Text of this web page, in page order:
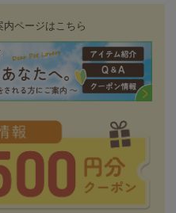
ページはこちら